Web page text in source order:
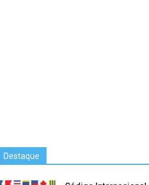
Destaque